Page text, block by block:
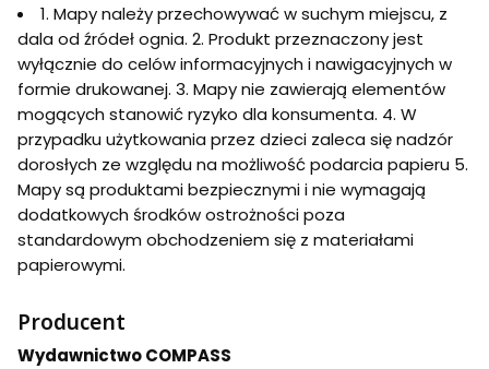
1. Mapy należy przechowywać w suchym miejscu, z
dala od źródeł ognia. 2. Produkt przeznaczony jest
wyłącznie do celów informacyjnych i nawigacyjnych w
formie drukowanej. 3. Mapy nie zawierają elementów
mogących stanowić ryzyko dla konsumenta. 4. W
przypadku użytkowania przez dzieci zaleca się nadzór
dorosłych ze względu na możliwość podarcia papieru 5.
Mapy są produktami bezpiecznymi i nie wymagają
dodatkowych środków ostrożności poza
standardowym obchodzeniem się z materiałami
papierowymi.
Producent
Wydawnictwo COMPASS